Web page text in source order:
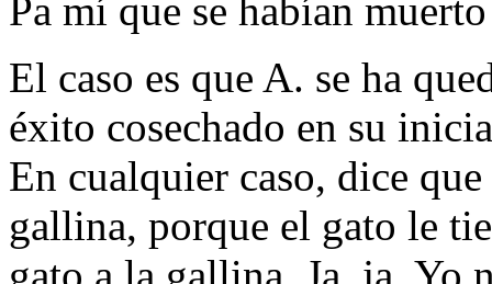
Pa mí que se habían
El caso es que A. se ha
éxito cosechado en su
En cualquier caso, dice
gallina, porque el gato le